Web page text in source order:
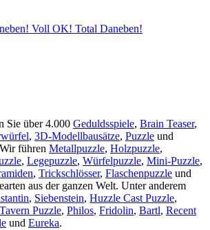
Voll OK! Total Daneben!
Sie über 4.000 Geduldsspiele, Brain Teaser,
, 3D-Modellbausätze, Puzzle und
führen Metallpuzzle, Holzpuzzle,
, Legepuzzle, Würfelpuzzle, Mini-Puzzle,
, Trickschlösser, Flaschenpuzzle und
aus der ganzen Welt. Unter anderem
, Siebenstein, Huzzle Cast Puzzle,
Tavern Puzzle, Philos, Fridolin, Bartl, Recent
und Eureka.